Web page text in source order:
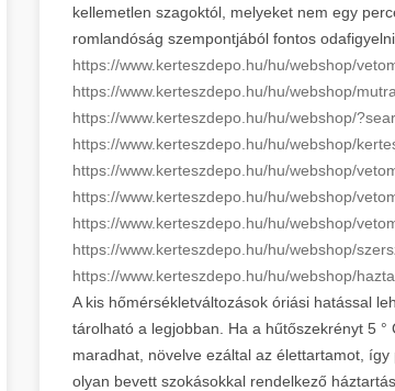
kellemetlen szagoktól, melyeket nem egy
romlandóság szempontjából fontos
https://www.kerteszdepo.hu/hu/webshop/
https://www.kerteszdepo.hu/hu/webshop/
https://www.kerteszdepo.hu/hu/webshop/
https://www.kerteszdepo.hu/hu/webshop/
https://www.kerteszdepo.hu/hu/webshop/
https://www.kerteszdepo.hu/hu/webshop/
https://www.kerteszdepo.hu/hu/webshop/
https://www.kerteszdepo.hu/hu/webshop/
https://www.kerteszdepo.hu/hu/webshop/
A kis hőmérsékletváltozások óriási hatással
tárolható a legjobban. Ha a hűtőszekrényt 5
maradhat, növelve ezáltal az élettartamot,
olyan bevett szokásokkal rendelkező